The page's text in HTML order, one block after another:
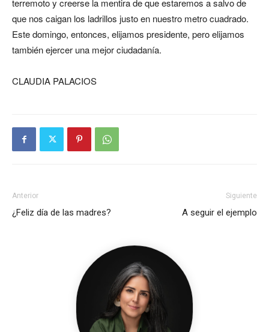
terremoto y creerse la mentira de que estaremos a salvo de
que nos caigan los ladrillos justo en nuestro metro cuadrado.
Este domingo, entonces, elijamos presidente, pero elijamos
también ejercer una mejor ciudadanía.
CLAUDIA PALACIOS
Anterior
¿Feliz día de las madres?
Siguiente
A seguir el ejemplo